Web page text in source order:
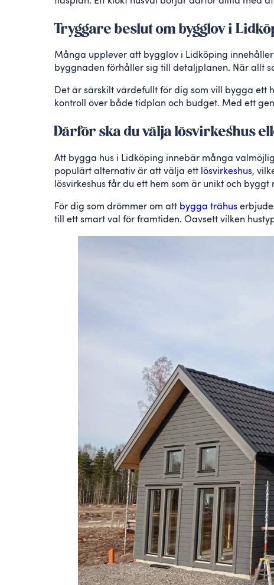
Tryggare beslut om bygglov i
Många upplever att bygglov i Lidköping
byggnaden förhåller sig till detaljplanen. När allt
Det är särskilt värdefullt för dig som vill bygga ett
kontroll över både tidplan och budget. Med ett
Därför ska du välja lösvirkeshus
Att bygga hus i Lidköping innebär många
populärt alternativ är att välja ett lösvirkeshus,
lösvirkeshus får du ett hem som är unikt och
För dig som drömmer om att bygga trähus
till ett smart val för framtiden. Oavsett vilken